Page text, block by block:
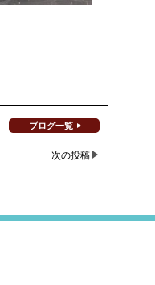
ブログ一覧
次の投稿